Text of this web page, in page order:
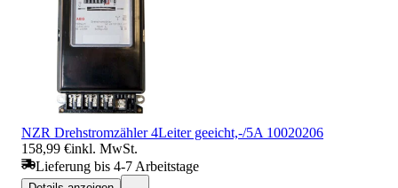
NZR Drehstromzähler 4Leiter geeicht,-/5A 10020206
158,99 €inkl. MwSt.
Lieferung bis 4-7 Arbeitstage